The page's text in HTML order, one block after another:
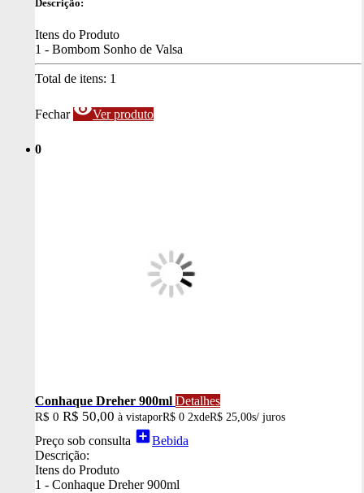
Descrição:
Itens do Produto
1 - Bombom Sonho de Valsa
Total de itens: 1
Fechar visibilityVer produto
0
Conhaque Dreher 900ml Detalhes
R$ 0 R$ 50,00 à vistaporR$ 0 2xdeR$ 25,00s/ juros
Preço sob consulta add_boxBebida
Descrição:
Itens do Produto
1 - Conhaque Dreher 900ml